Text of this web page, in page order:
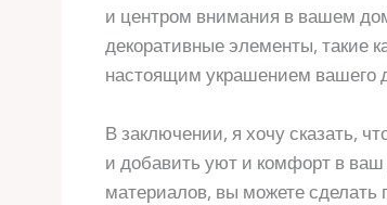
и центром внимания в вашем
декоративные элементы, такие
настоящим украшением вашего
В заключении, я хочу сказать,
и добавить уют и комфорт в
материалов, вы можете